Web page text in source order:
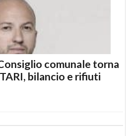
comunale torna
bilancio e rifiuti